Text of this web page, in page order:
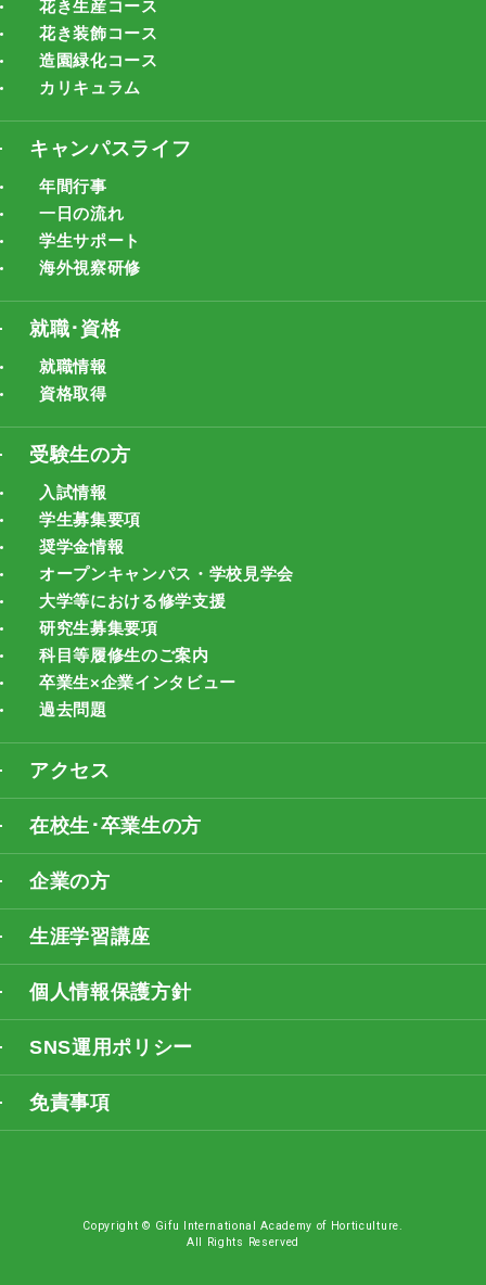
花き生産コース
花き装飾コース
造園緑化コース
カリキュラム
キャンパスライフ
年間行事
一日の流れ
学生サポート
海外視察研修
就職･資格
就職情報
資格取得
受験生の方
入試情報
学生募集要項
奨学金情報
オープンキャンパス・学校見学会
大学等における修学支援
研究生募集要項
科目等履修生のご案内
卒業生×企業インタビュー
過去問題
アクセス
在校生･卒業生の方
企業の方
生涯学習講座
個人情報保護方針
SNS運用ポリシー
免責事項
Copyright © Gifu International Academy of Horticulture.
All Rights Reserved